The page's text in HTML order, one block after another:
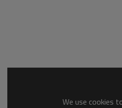
We use cookies